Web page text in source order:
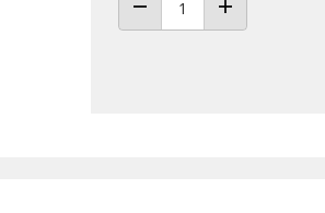
ANZAHL VERRINGERN
ANZAHL